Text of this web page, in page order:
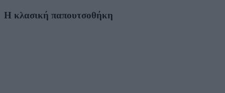
Η κλασική παπουτσοθήκη